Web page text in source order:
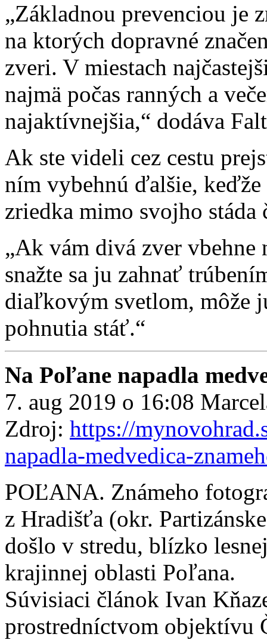
„Základnou prevenciou je
na ktorých dopravné
zveri. V miestach
najmä počas ranných a
najaktívnejšia,“ dodáva
Ak ste videli cez cestu
ním vybehnú ďalšie,
zriedka mimo svojho stáda
„Ak vám divá zver vbehne
snažte sa ju zahnať
diaľkovým svetlom, môže
pohnutia stáť.“
Na Poľane napadla
7. aug 2019 o 16:08
Zdroj: https://
napadla-medvedica-
POĽANA. Známeho
z Hradišťa (okr.
došlo v stredu, blízko
krajinnej oblasti Poľana.
Súvisiaci článok Ivan
prostredníctvom objektívu